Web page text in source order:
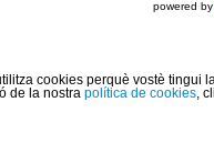
powered
cookies perquè vostè tingui
de la nostra política de cookies,